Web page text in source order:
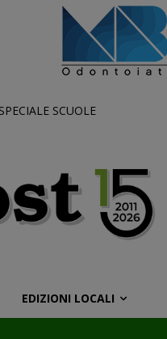
SPECIALE SCUOLE
EDIZIONI LOCALI